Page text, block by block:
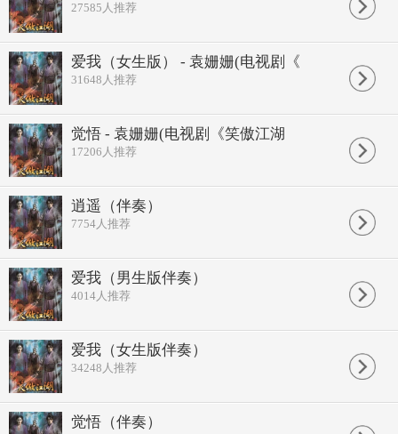
27585 人推荐
爱我（女生版） - 袁姗姗(电视剧《
31648 人推荐
觉悟 - 袁姗姗(电视剧《笑傲江湖
17206 人推荐
逍遥（伴奏）
7754人推荐
爱我（男生版伴奏）
4014人推荐
爱我（女生版伴奏）
34248 人推荐
觉悟（伴奏）